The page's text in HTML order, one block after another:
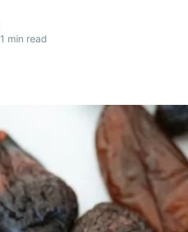
1 min read